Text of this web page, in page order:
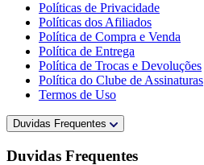
Políticas de Privacidade
Políticas dos Afiliados
Política de Compra e Venda
Política de Entrega
Política de Trocas e Devoluções
Política do Clube de Assinaturas
Termos de Uso
Duvidas Frequentes
Duvidas Frequentes